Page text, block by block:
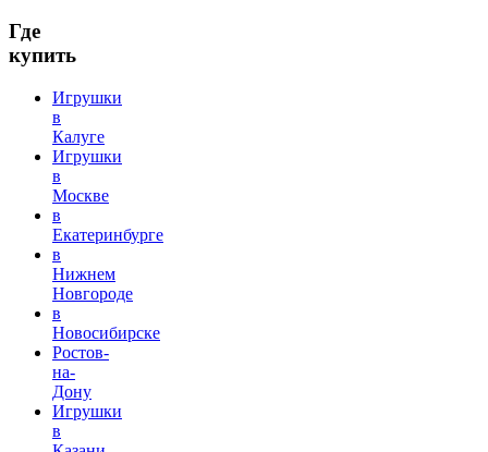
Где
купить
Игрушки
в
Калуге
Игрушки
в
Москве
в
Екатеринбурге
в
Нижнем
Новгороде
в
Новосибирске
Ростов-
на-
Дону
Игрушки
в